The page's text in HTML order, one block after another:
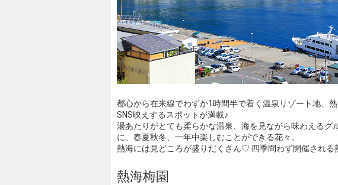
都心から在来線でわずか1時間半で着く温泉リゾート地、
SNS映えするスポットが満載♪
湯あたりがとても柔らかな温泉、海を見ながら味わえるグ
に、春夏秋冬、一年中楽しむことができる花々。
熱海には見どころが盛りだくさん♡ 四季問わず開催される
熱海梅園